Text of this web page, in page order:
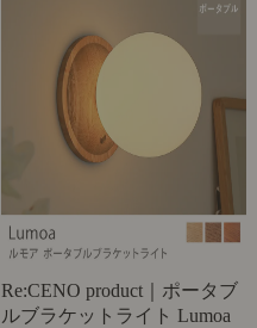
Re:CENO product｜ポータブ
ルブラケットライト Lumoa